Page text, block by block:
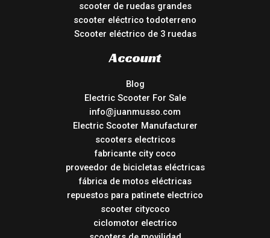
scooter de ruedas grandes
scooter eléctrico todoterreno
Scooter eléctrico de 3 ruedas
Account
Blog
Electric Scooter For Sale
info@juanmusso.com
Electric Scooter Manufacturer
scooters electricos
fabricante city coco
proveedor de bicicletas eléctricas
fábrica de motos eléctricas
repuestos para patinete electrico
scooter citycoco
ciclomotor electrico